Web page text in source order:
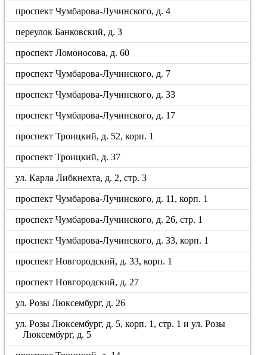
проспект Чумбарова-Лучинского, д. 4
переулок Банковский, д. 3
проспект Ломоносова, д. 60
проспект Чумбарова-Лучинского, д. 7
проспект Чумбарова-Лучинского, д. 33
проспект Чумбарова-Лучинского, д. 17
проспект Троицкий, д. 52, корп. 1
проспект Троицкий, д. 37
ул. Карла Либкнехта, д. 2, стр. 3
проспект Чумбарова-Лучинского, д. 11, корп. 1
проспект Чумбарова-Лучинского, д. 26, стр. 1
проспект Чумбарова-Лучинского, д. 33, корп. 1
проспект Новгородский, д. 33, корп. 1
проспект Новгородский, д. 27
ул. Розы Люксембург, д. 26
ул. Розы Люксембург, д. 5, корп. 1, стр. 1 и ул. Розы
Люксембург, д. 5